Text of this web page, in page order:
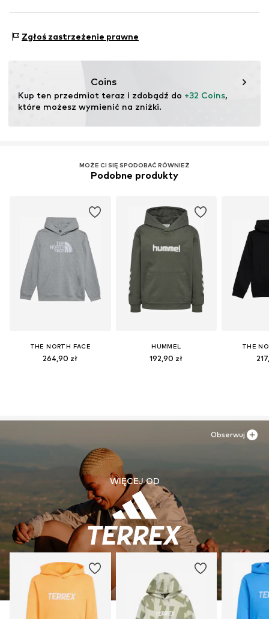
(pre- lub postkonsumenckie). Korzystanie z materiałów
zapotrzebowanie na surowce, uniknąć odpadów i chronić
Więcej
Dyscypliny sportowe: Lifestyle
Zgłoś zastrzeżenie prawne
Coins
Kup ten przedmiot teraz i zdobądź do +32 Coins,
które możesz wymienić na zniżki.
MOŻE CI SIĘ SPODOBAĆ RÓWNIEŻ
Podobne produkty
THE NORTH FACE
264,90 zł
HUMMEL
192,90 zł
THE
WIĘCEJ OD
Obserwuj